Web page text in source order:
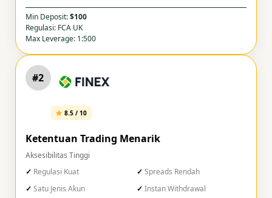
Min Deposit:$100
Regulasi: FCA UK
Max Leverage: 1:500
#2
8.5 / 10
Ketentuan Trading Menarik
Aksesibilitas Tinggi
Regulasi Kuat
Spreads Rendah
Satu Jenis Akun
Instan Withdrawal